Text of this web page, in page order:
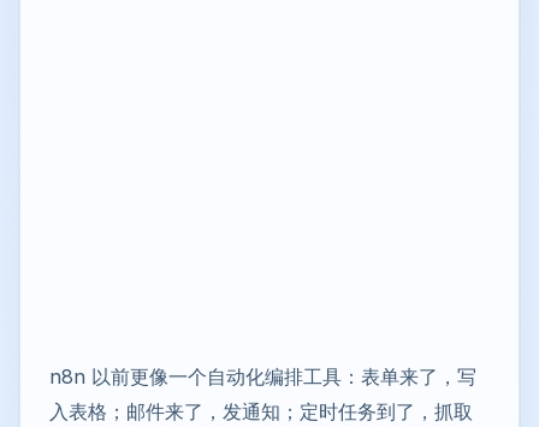
n8n 以前更像一个自动化编排工具：表单来了，写
入表格；邮件来了，发通知；定时任务到了，抓取